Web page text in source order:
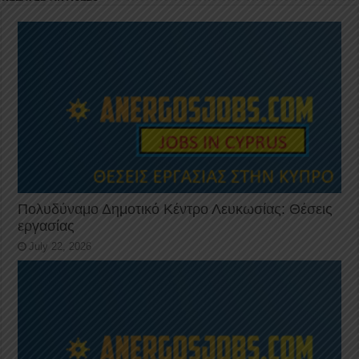
Πολυδύναμο Δημοτικό Κέντρο Λευκωσίας: Θέσεις
εργασίας
July 22, 2026